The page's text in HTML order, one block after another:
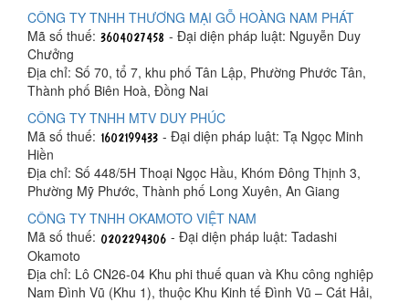
CÔNG TY TNHH THƯƠNG MẠI GỖ HOÀNG NAM PHÁT
Mã số thuế:
- Đại diện pháp luật: Nguyễn Duy
Chưởng
Địa chỉ: Số 70, tổ 7, khu phố Tân Lập, Phường Phước Tân,
Thành phố Biên Hoà, Đồng Nai
CÔNG TY TNHH MTV DUY PHÚC
Mã số thuế:
- Đại diện pháp luật: Tạ Ngọc Minh
Hiền
Địa chỉ: Số 448/5H Thoại Ngọc Hầu, Khóm Đông Thịnh 3,
Phường Mỹ Phước, Thành phố Long Xuyên, An Giang
CÔNG TY TNHH OKAMOTO VIỆT NAM
Mã số thuế:
- Đại diện pháp luật: Tadashi
Okamoto
Địa chỉ: Lô CN26-04 Khu phi thuế quan và Khu công nghiệp
Nam Đình Vũ (Khu 1), thuộc Khu Kinh tế Đình Vũ – Cát Hải,